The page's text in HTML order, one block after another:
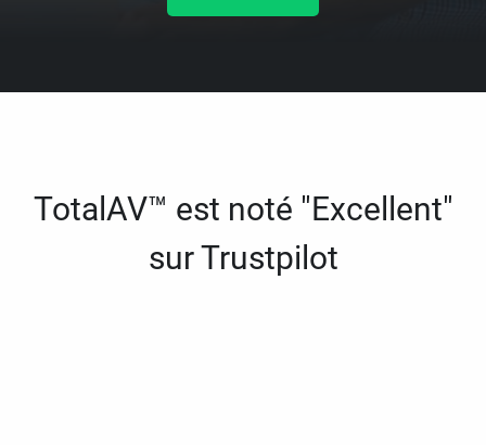
TotalAV™ est noté "Excellent"
sur Trustpilot